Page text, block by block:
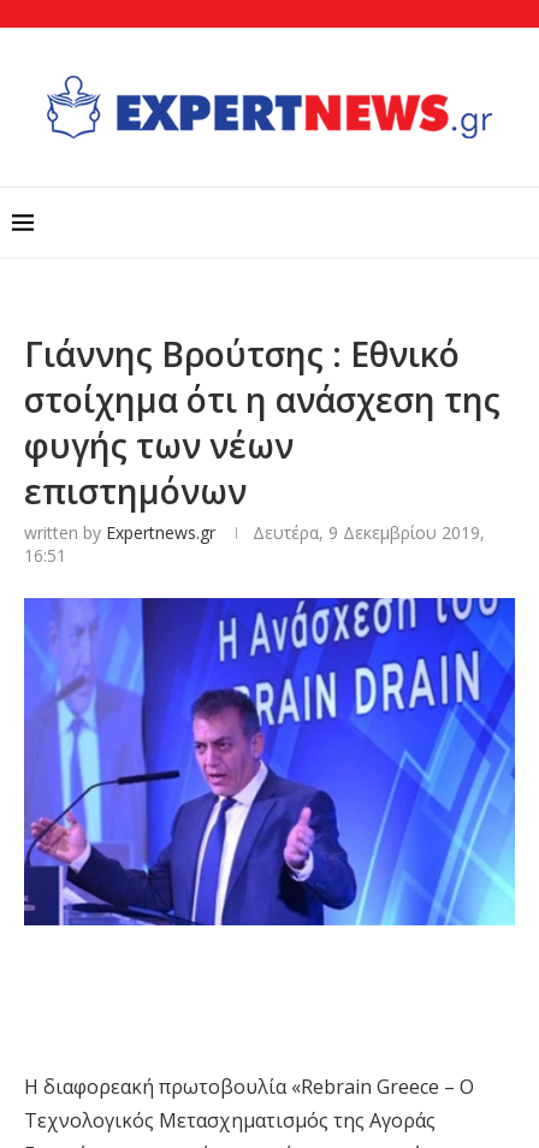
Γιάννης Βρούτσης : Εθνικό
στοίχημα ότι η ανάσχεση της
φυγής των νέων
επιστημόνων
written by Expertnews.gr
Δευτέρα, 9 Δεκεμβρίου 2019,
16:51
Η διαφορεακή πρωτοβουλία «Rebrain Greece – Ο
Τεχνολογικός Μετασχηματισμός της Αγοράς